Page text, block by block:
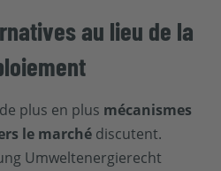
au lieu de la
plus en plus mécanismes
le marché discutent.
Umweltenergierecht